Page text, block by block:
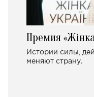
Премия
Истории силы,
меняют страну.